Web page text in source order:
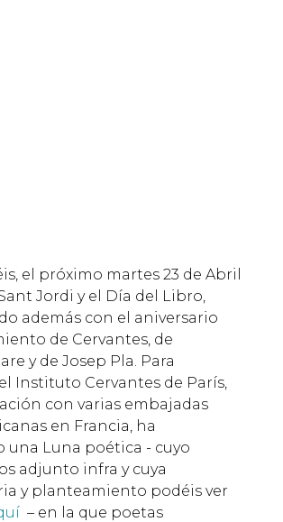
el próximo martes 23 de Abril
Jordi y el Día del Libro,
además con el aniversario
de Cervantes, de
y de Josep Pla. Para
Instituto Cervantes de París,
con varias embajadas
en Francia, ha
una Luna poética - cuyo
adjunto infra y cuya
y planteamiento podéis ver
– en la que poetas